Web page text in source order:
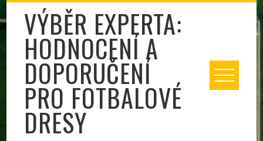
to
contentVÝBĚR EXPERTA:
HODNOCENÍ A
DOPORUČENÍ
PRO FOTBALOVÉ
DRESY